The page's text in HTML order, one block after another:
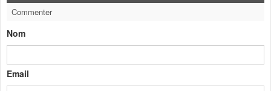
Commenter
Nom
Email